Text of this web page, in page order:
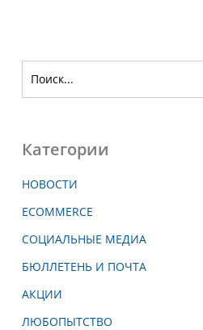
Категории
НОВОСТИ
ECOMMERCE
СОЦИАЛЬНЫЕ МЕДИА
БЮЛЛЕТЕНЬ И ПОЧТА
АКЦИИ
ЛЮБОПЫТСТВО